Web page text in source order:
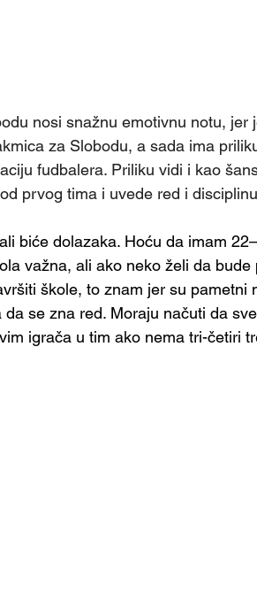
za Slobodu, a sada ima
fudbalera. Priliku vidi i kao
prvog tima i uvede red i
biće dolazaka. Hoću da imam
važna, ali ako neko želi da
škole, to znam jer su pametni
se zna red. Moraju načuti da
igrača u tim ako nema tri-četiri